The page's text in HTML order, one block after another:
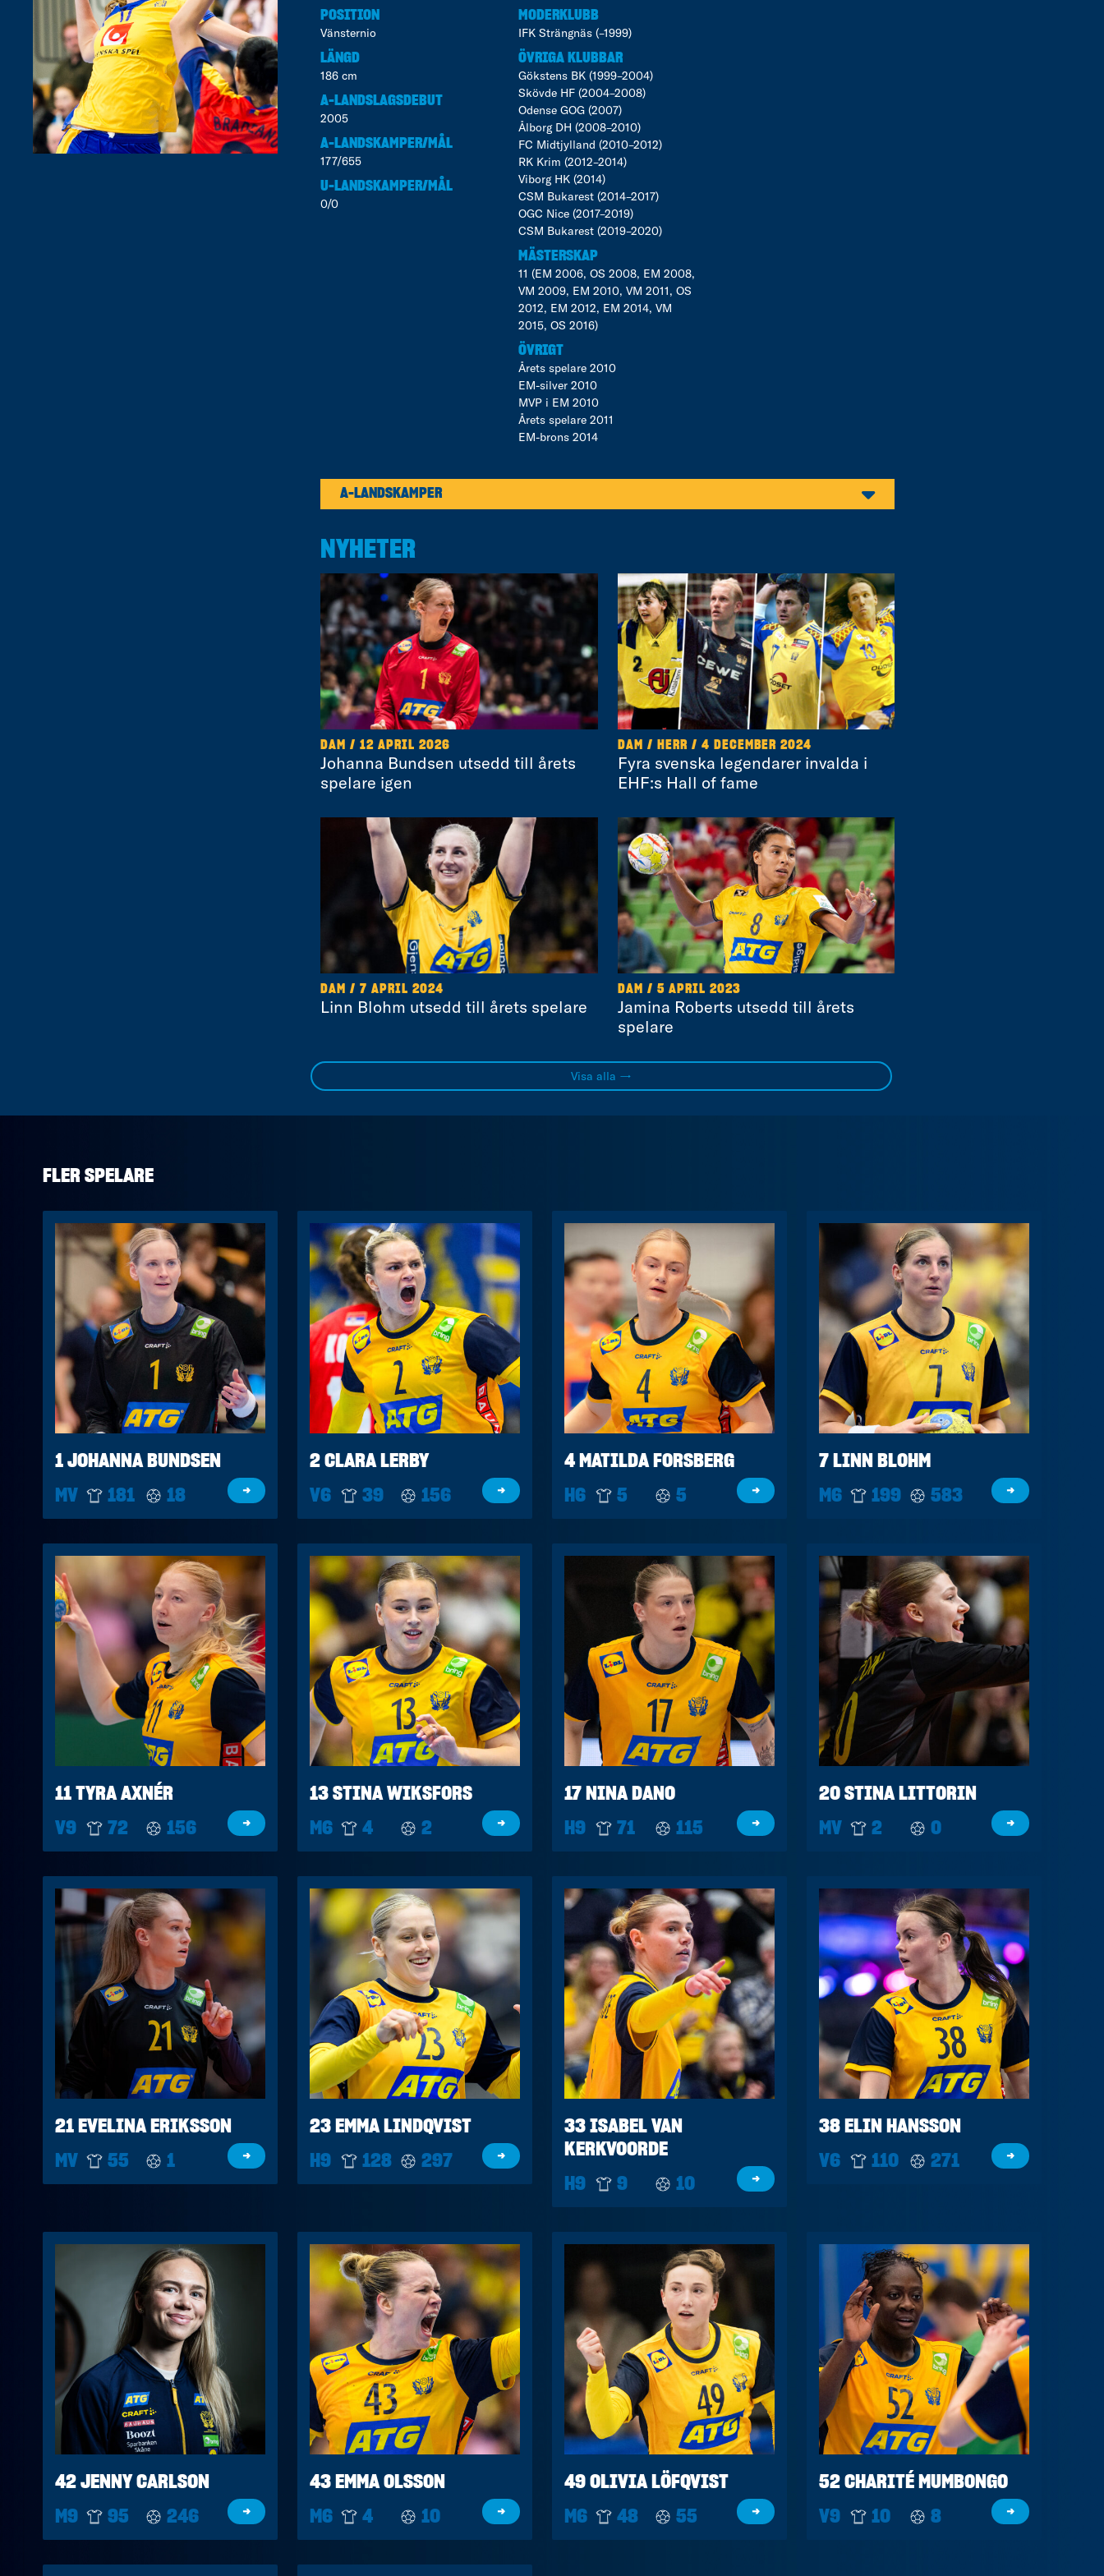
POSITION
Vänsternio
LÄNGD
186 cm
A-LANDSLAGSDEBUT
2005
A-LANDSKAMPER/MÅL
177/655
U-LANDSKAMPER/MÅL
0/0
MODERKLUBB
IFK Strängnäs (–1999)
ÖVRIGA KLUBBAR
Gökstens BK (1999–2004)
Skövde HF (2004–2008)
Odense GOG (2007)
Ålborg DH (2008–2010)
FC Midtjylland (2010–2012)
RK Krim (2012–2014)
Viborg HK (2014)
CSM Bukarest (2014–2017)
OGC Nice (2017–2019)
CSM Bukarest (2019–2020)
MÄSTERSKAP
11 (EM 2006, OS 2008, EM 2008,
VM 2009, EM 2010, VM 2011, OS
2012, EM 2012, EM 2014, VM
2015, OS 2016)
ÖVRIGT
Årets spelare 2010
EM-silver 2010
MVP i EM 2010
Årets spelare 2011
EM-brons 2014
A-LANDSKAMPER
NYHETER
DAM / 12 APRIL 2026
Johanna Bundsen utsedd till årets
spelare igen
DAM / HERR / 4 DECEMBER 2024
Fyra svenska legendarer invalda i
EHF:s Hall of fame
DAM / 7 APRIL 2024
Linn Blohm utsedd till årets spelare
DAM / 5 APRIL 2023
Jamina Roberts utsedd till årets
spelare
Visa alla →
FLER SPELARE
1 JOHANNA BUNDSEN
MV
181 18 →
2 CLARA LERBY
V6
39 156 →
4 MATILDA FORSBERG
H6
5 5 →
7 LINN BLOHM
M6
199 583 →
11 TYRA AXNÉR
V9
72 156 →
13 STINA WIKSFORS
M6
4 2 →
17 NINA DANO
H9
71 115 →
20 STINA LITTORIN
MV
2 0 →
21 EVELINA ERIKSSON
MV
55 1 →
23 EMMA LINDQVIST
H9
128 297 →
33 ISABEL VAN
KERKVOORDE
H9
9 10 →
38 ELIN HANSSON
V6
110 271 →
42 JENNY CARLSON
M9
95 246 →
43 EMMA OLSSON
M6
4 10 →
49 OLIVIA LÖFQVIST
M6
48 55 →
52 CHARITÉ MUMBONGO
V9
10 8 →